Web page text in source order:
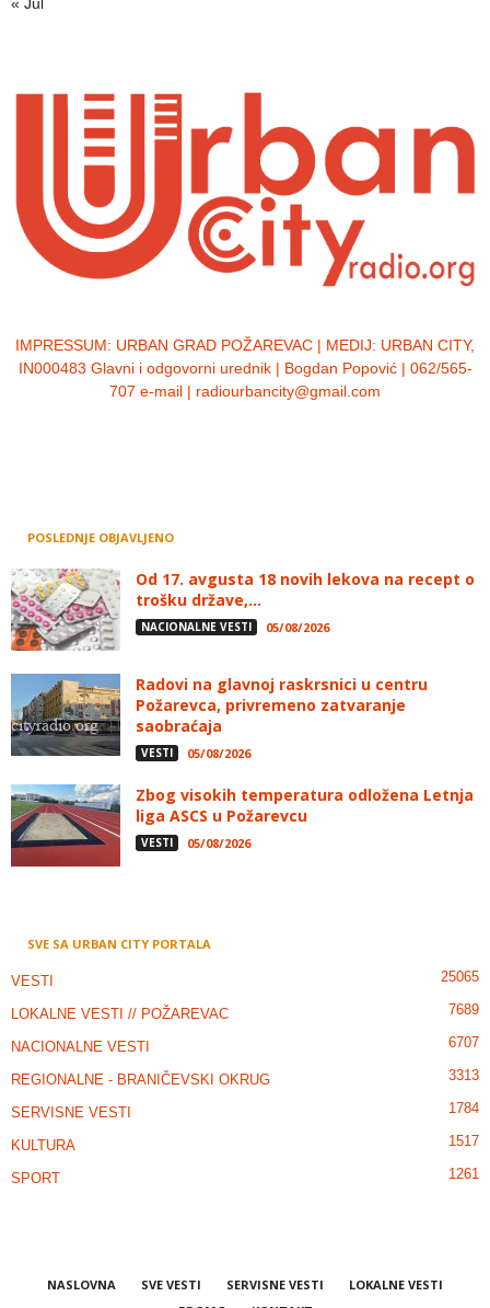
IMPRESSUM: URBAN GRAD POŽAREVAC | MEDIJ: URBAN CITY,
IN000483 Glavni i odgovorni urednik | Bogdan Popović | 062/565-
707 e-mail | radiourbancity@gmail.com
POSLEDNJE OBJAVLJENO
Od 17. avgusta 18 novih lekova na recept o
trošku države,...
NACIONALNE VESTI 05/08/2026
Radovi na glavnoj raskrsnici u centru
Požarevca, privremeno zatvaranje
saobraćaja
VESTI 05/08/2026
Zbog visokih temperatura odložena Letnja
liga ASCS u Požarevcu
VESTI 05/08/2026
SVE SA URBAN CITY PORTALA
VESTI 25065
LOKALNE VESTI // POŽAREVAC 7689
NACIONALNE VESTI 6707
REGIONALNE - BRANIČEVSKI OKRUG 3313
SERVISNE VESTI 1784
KULTURA 1517
SPORT 1261
NASLOVNA SVE VESTI SERVISNE VESTI
LOKALNE VESTI